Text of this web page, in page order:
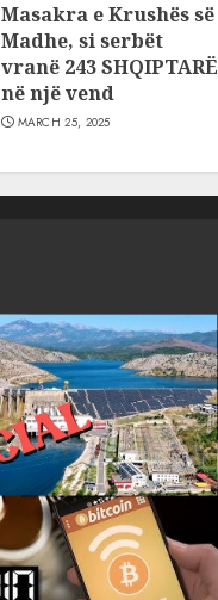
Masakra e Krushës së
Madhe, si serbët
vranë 243 SHQIPTARË
në një vend
MARCH 25, 2025